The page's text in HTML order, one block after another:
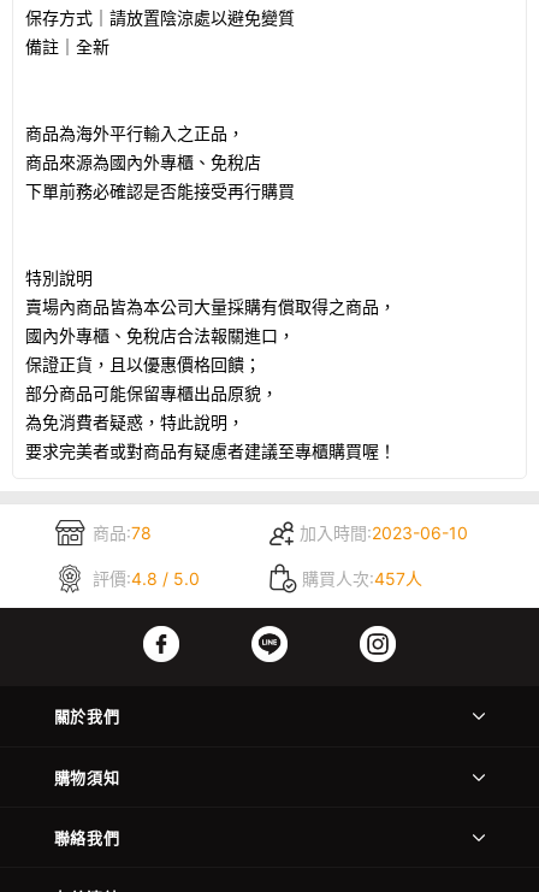
保存方式｜請放置陰涼處以避免變質
備註｜全新
商品為海外平行輸入之正品，
商品來源為國內外專櫃、免稅店
下單前務必確認是否能接受再行購買
特別說明
賣場內商品皆為本公司大量採購有償取得之商品，
國內外專櫃、免稅店合法報關進口，
保證正貨，且以優惠價格回饋；
部分商品可能保留專櫃出品原貌，
為免消費者疑惑，特此說明，
要求完美者或對商品有疑慮者建議至專櫃購買喔！
商品:78 加入時間:2023-06-10
評價:4.8 / 5.0 購買人次:457人
關於我們
購物須知
聯絡我們